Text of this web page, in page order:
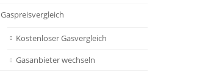
Gaspreisvergleich
Kostenloser Gasvergleich
Gasanbieter wechseln